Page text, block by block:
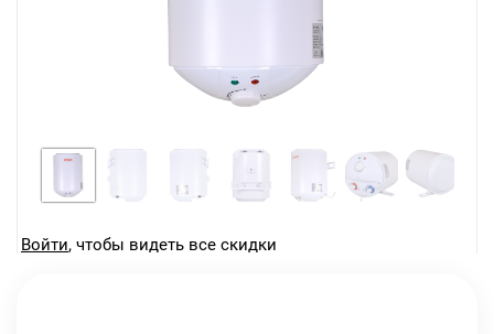
Войти, чтобы видеть все скидки